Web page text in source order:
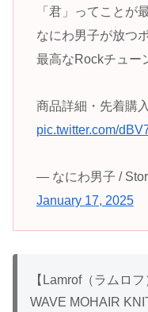
「君」ってことが
なにわ男子が放つ
最高なRockチュー
商品詳細・先着購
pic.twitter.com/
— なにわ男子 /
January 17, 2025
【Lamrof（ラムロフ
WAVE MOHAIR